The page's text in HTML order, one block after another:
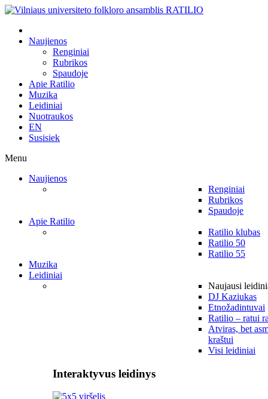
Naujienos
Renginiai
Rubrikos
Spaudoje
Apie Ratilio
Muzika
Leidiniai
Nuotraukos
EN
Susisiek
Menu
Naujienos
Renginiai
Rubrikos
Spaudoje
Apie Ratilio
Ratilio klubas
Ratilio 50
Ratilio 55
Muzika
Leidiniai
Naujausi
DJ Kaziukas
Etnožadintuvai
Ratilio – ratui
Atviras, bet
kraštui
Visi leidiniai
Interaktyvus leidinys